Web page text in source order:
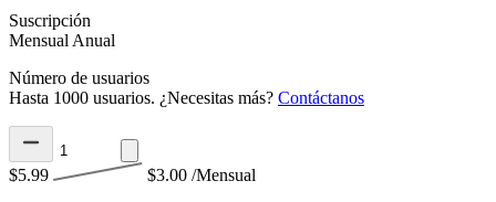
Suscripción
Mensual Anual
Número de usuarios
Hasta 1000 usuarios. ¿Necesitas más? Contáctanos
$5.99 $3.00 /Mensual